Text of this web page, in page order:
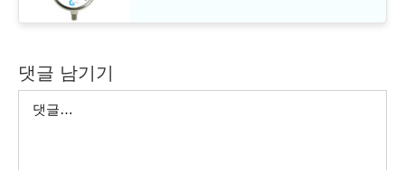
댓글 남기기